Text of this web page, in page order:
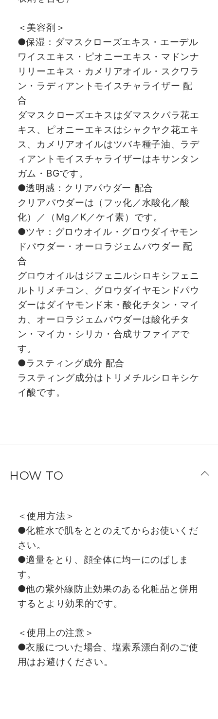
＜美容剤＞
●保湿：ダマスクローズエキス・エーデル
ワイスエキス・ピオニーエキス・マドンナ
リリーエキス・カメリアオイル・スクワラ
ン・ラディアントモイスチャライザー 配
合
ダマスクローズエキスはダマスクバラ花エ
キス、ピオニーエキスはシャクヤク花エキ
ス、カメリアオイルはツバキ種子油、ラデ
ィアントモイスチャライザーはキサンタン
ガム・BGです。
●透明感：クリアパウダー 配合
クリアパウダーは（フッ化／水酸化／酸
化）／（Mg／K／ケイ素）です。
●ツヤ：グロウオイル・グロウダイヤモン
ドパウダー・オーロラジェムパウダー 配
合
グロウオイルはジフェニルシロキシフェニ
ルトリメチコン、グロウダイヤモンドパウ
ダーはダイヤモンド末・酸化チタン・マイ
カ、オーロラジェムパウダーは酸化チタ
ン・マイカ・シリカ・合成サファイアで
す。
●ラスティング成分 配合
ラスティング成分はトリメチルシロキシケ
イ酸です。
HOW TO
＜使用方法＞
●化粧水で肌をととのえてからお使いくだ
さい。
●適量をとり、顔全体に均一にのばしま
す。
●他の紫外線防止効果のある化粧品と併用
するとより効果的です。
＜使用上の注意＞
●衣服についた場合、塩素系漂白剤のご使
用はお避けください。